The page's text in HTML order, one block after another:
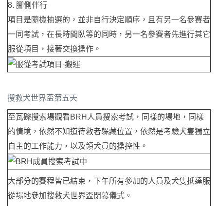
8. 腳側伴行
項目是隨機抽選的，並非自行決定順序，且有另一名參賽者
一同考試，在長時間臥等的同時，另一名參賽者先進行其它
服從項目，接著交換操作。
搜救犬世界盃第五天
至瓦礫搜索場觀看BRH人員搜索考試，同樣的場地，同樣
的情境，依然不知道待救者躲藏位置，依然是考驗犬隻獨立
自主的工作能力，以及領犬員的操控性。
大部分的賽程皆已結束，下午所有參加的人員及犬隻抵達服
從場地參加搜救犬世界盃閉幕儀式。